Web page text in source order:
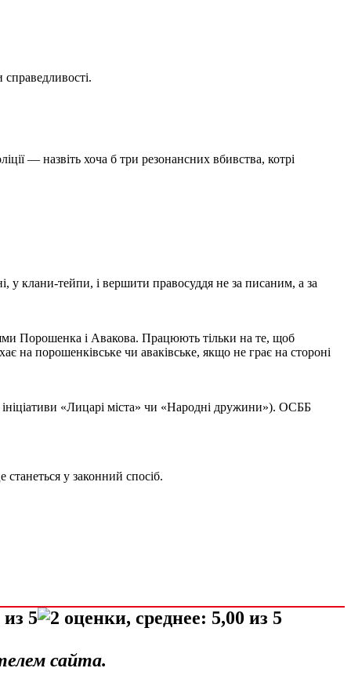
— назвіть хоча б три резонансних вбивства, котрі
клани-тейпи, і вершити правосуддя не за писаним, а за
Порошенка і Авакова. Працюють тільки на те, щоб
на порошенківське чи аваківське, якщо не грає на стороні
«Лицарі міста» чи «Народні дружини»). ОСББ
у законний спосіб.
сайта.